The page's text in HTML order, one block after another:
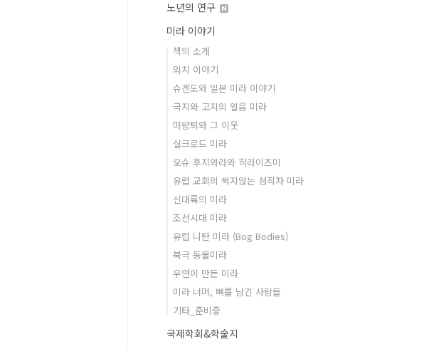
노년의 연구
미라 이야기
책의 소개
외치 이야기
슈겐도와 일본 미라 이야기
극지와 고지의 얼음 미라
마왕퇴와 그 이웃
실크로드 미라
오슈 후지와라와 히라이즈미
유럽 교회의 썩지않는 성직자 미라
신대륙의 미라
조선시대 미라
유럽 니탄 미라 (Bog Bodies)
북극 동물미라
우연이 만든 미라
미라 너머, 뼈를 남긴 사람들
기타_준비중
국제학회&학술지